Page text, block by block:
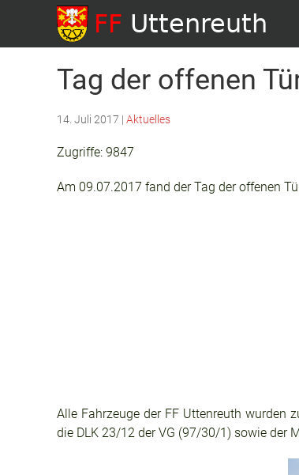
Tag der offenen
14. Juli 2017 | Aktuelles
Zugriffe: 9847
Am 09.07.2017 fand der Tag der offenen
Alle Fahrzeuge der FF Uttenreuth wurden
die DLK 23/12 der VG (97/30/1) sowie der